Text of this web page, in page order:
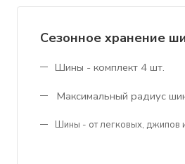
Сезонное хранение
Шины - комплект 4 шт.
Максимальный радиус
Шины - от легковых, джипов